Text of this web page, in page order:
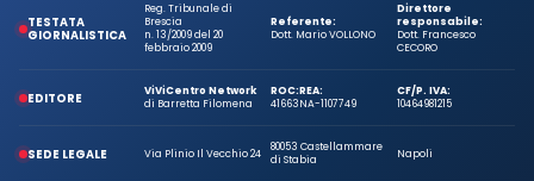
TESTATA
GIORNALISTICA
Reg. Tribunale di
Brescia
n. 13/2009 del 20
febbraio 2009
Referente:
Dott. Mario VOLLONO
Direttore
responsabile:
Dott. Francesco
CECORO
EDITORE
ViViCentro Network
di Barretta Filomena
ROC:
41663
REA:
NA-1107749
CF/P. IVA:
10464981215
SEDE LEGALE Via Plinio Il Vecchio 24
80053 Castellammare
di Stabia
Napoli